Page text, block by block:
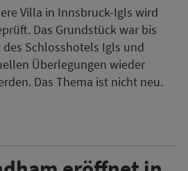
Villa in Innsbruck-Igls wird
Das Grundstück war bis
Schlosshotels Igls und
Überlegungen wieder
Das Thema ist nicht neu.